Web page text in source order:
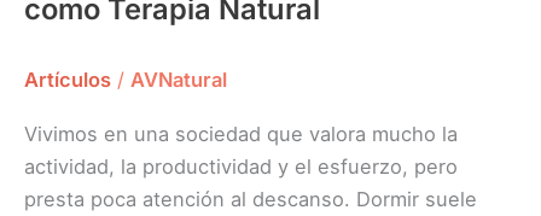
como Terapia Natural
Artículos / AVNatural
Vivimos en una sociedad que valora mucho la
actividad, la productividad y el esfuerzo, pero
presta poca atención al descanso. Dormir suele